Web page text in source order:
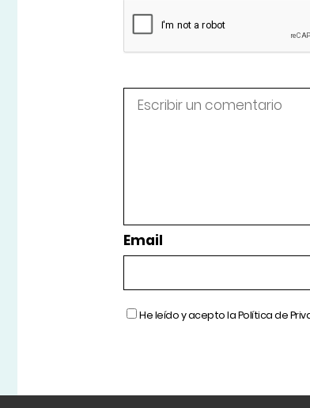
Email
He leído y acepto laPolítica de